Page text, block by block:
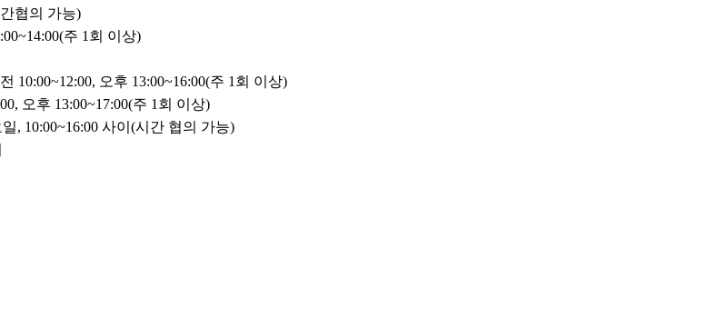
협의 가능)
주 1회 이상)
10:00~12:00, 오후 13:00~16:00(주 1회 이상)
오후 13:00~17:00(주 1회 이상)
, 10:00~16:00 사이(시간 협의 가능)